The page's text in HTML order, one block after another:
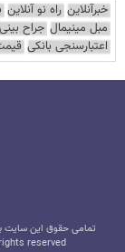
خبرآنلاین راه نو آنلاین
مبل مینیمال جراح
اعتبارسنجی بانکی
تمامی حقوق این سایت
reserved